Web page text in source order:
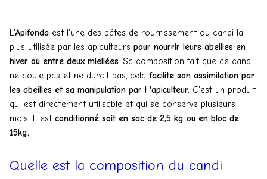
L'Apifonda est l'une des pâtes de rourrissement ou candi la
plus utilisée par les apiculteurs pour nourrir leurs abeilles en
hiver ou entre deux miellées . Sa composition fait que ce candi
ne coule pas et ne durcit pas, cela facilite son assimilation par
les abeilles et sa manipulation par l 'apiculteur. C'est un produit
qui est directement utilisable et qui se conserve plusieurs
mois. Il est conditionné soit en sac de 2,5 kg ou en bloc de
15kg.
Quelle est la composition du candi